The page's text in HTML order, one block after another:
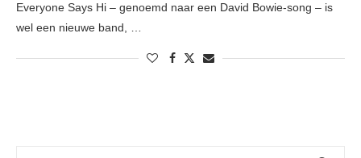
Everyone Says Hi – genoemd naar een David Bowie-song – is
wel een nieuwe band, …